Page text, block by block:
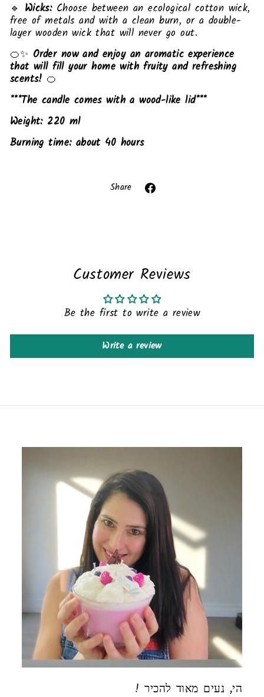
🔹 Wicks:Choose between an ecological cotton wick,
free of metals and with a clean burn, or a double-
layer wooden wick that will never go out.
🍊✨ Order now and enjoy an aromatic experience
that will fill your home with fruity and refreshing
scents! 🍊
***The candle comes with a wood-like lid***
Weight: 220 ml
Burning time: about 40 hours
invalid url input
Share
Customer Reviews
Be the first to write a review
Write a review
! הי, נעים מאוד להכיר